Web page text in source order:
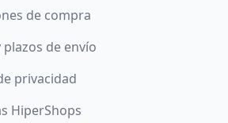
de compra
plazos de envío
privacidad
HiperShops